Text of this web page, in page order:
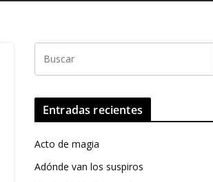
Entradas recientes
Acto de magia
Adónde van los suspiros